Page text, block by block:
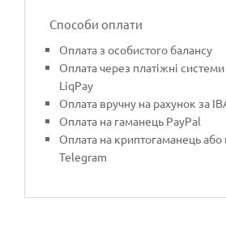
Способи оплати
Оплата з особистого балансу
Оплата через платіжні
LiqPay
Оплата вручну на рахунок за
Оплата на гаманець PayPal
Оплата на криптогаманець або
Telegram